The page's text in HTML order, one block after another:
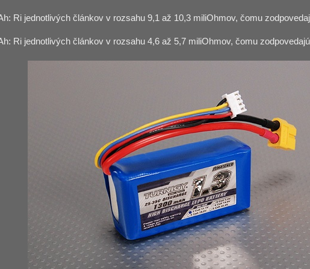
Ri jednotlivých článkov v rozsahu 9,1 až 10,3 miliOhmov, čomu
Ri jednotlivých článkov v rozsahu 4,6 až 5,7 miliOhmov, čomu